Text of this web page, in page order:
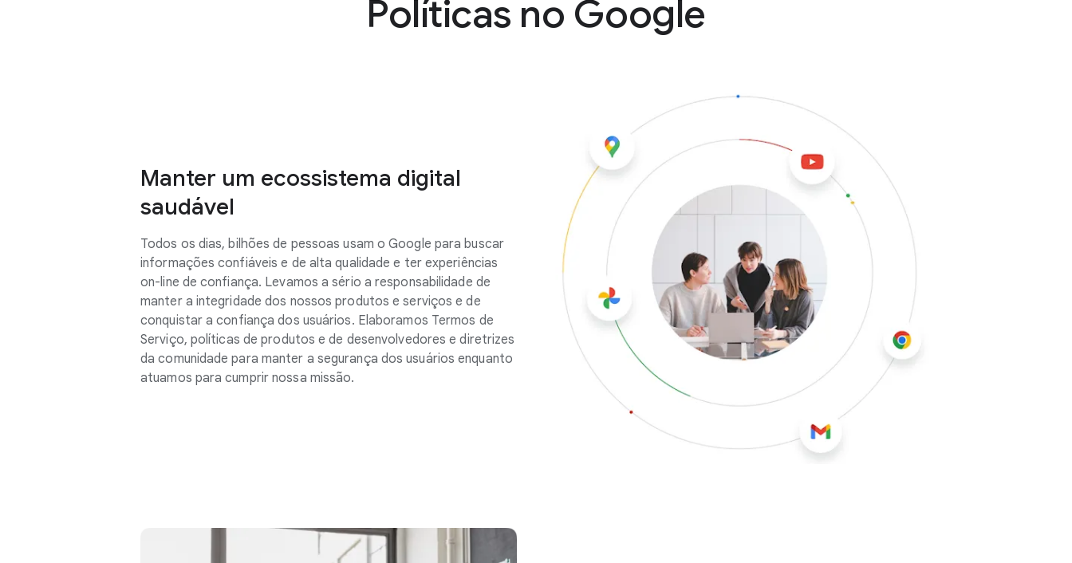
Políticas no Google
Manter um ecossistema digital
saudável
Todos os dias, bilhões de pessoas usam o Google para buscar
informações confiáveis e de alta qualidade e ter experiências
on-line de confiança. Levamos a sério a responsabilidade de
manter a integridade dos nossos produtos e serviços e de
conquistar a confiança dos usuários. Elaboramos Termos de
Serviço, políticas de produtos e de desenvolvedores e diretrizes
da comunidade para manter a segurança dos usuários enquanto
atuamos para cumprir nossa missão.